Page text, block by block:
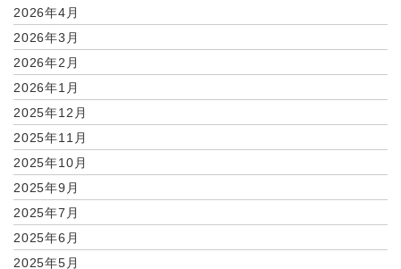
2026年4月
2026年3月
2026年2月
2026年1月
2025年12月
2025年11月
2025年10月
2025年9月
2025年7月
2025年6月
2025年5月